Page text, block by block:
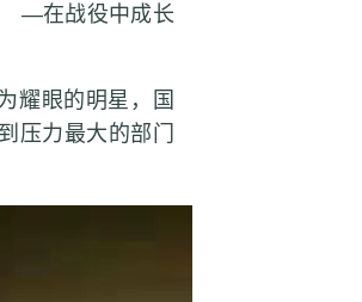
—在战役中成长
耀眼的明星，国
压力最大的部门